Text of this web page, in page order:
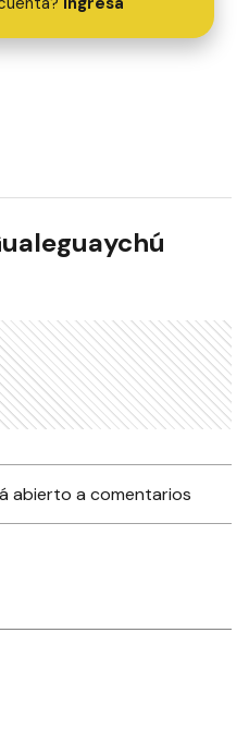
abierto a comentarios